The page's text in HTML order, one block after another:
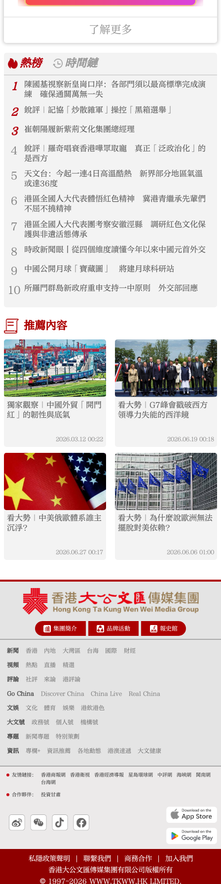
了解更多
熱榜
時間鏈
1
陳國基視察新皇崗口岸：各部門須以最高標準完成演
練 確保通關萬無一失
2 銳評｜記協「炒散雜軍」操控「黑箱選舉」
3 崔朝陽履新紫荊文化集團總經理
4
銳評｜羅奇唱衰香港嘩眾取寵 真正「泛政治化」的
是西方
5
天文台：今起一連4日高溫酷熱 新界部分地區氣溫
或達36度
6
港區全國人大代表體悟紅色精神 冀港青繼承先輩們
不屈不撓精神
7
港區全國人大代表團考察安徽涇縣 調研紅色文化保
護與非遺活態傳承
8 時政新聞眼丨從四個維度讀懂今年以來中國元首外交
9 中國公開月球「寶藏圖」 將建月球科研站
10 所羅門群島新政府重申支持一中原則 外交部回應
推薦內容
獨家觀察｜中國外貿「開門
紅」的韌性與底氣
2026.03.12 00:22
看大勢｜G7峰會戳破西方
領導力失能的西洋鏡
2026.06.19 00:18
看大勢｜中美俄歐體系誰主
沉浮？
2026.06.27 00:17
看大勢｜為什麼說歐洲無法
擺脫對美依賴？
2026.06.06 01:00
集團簡介 品牌活動 報史館
新聞 香港 內地 大灣區 台海 國際 財經
視頻 熱點 直播 精選
評論 社評 來論 港評論
Go China Discover China China Live Real China
文娛 文化 體育 娛樂 港飲港色
大文號 政務號 個人號 機構號
專題 新聞專題 特別策劃
資訊 專欄+ 資訊推薦 各地動態 港澳速遞 大文健康
友情鏈接： 香港商報網 香港衛視 香港經濟導報 星島環球網 中評網 海峽網
閩南網
台海網
合作夥伴： 投資甘肅
私隱政策聲明 聯繫我們 商務合作
加入我們
香港大公文匯傳媒集團有限公司版權所有
© 1997-2026 WWW.TKWW.HK LIMITED.